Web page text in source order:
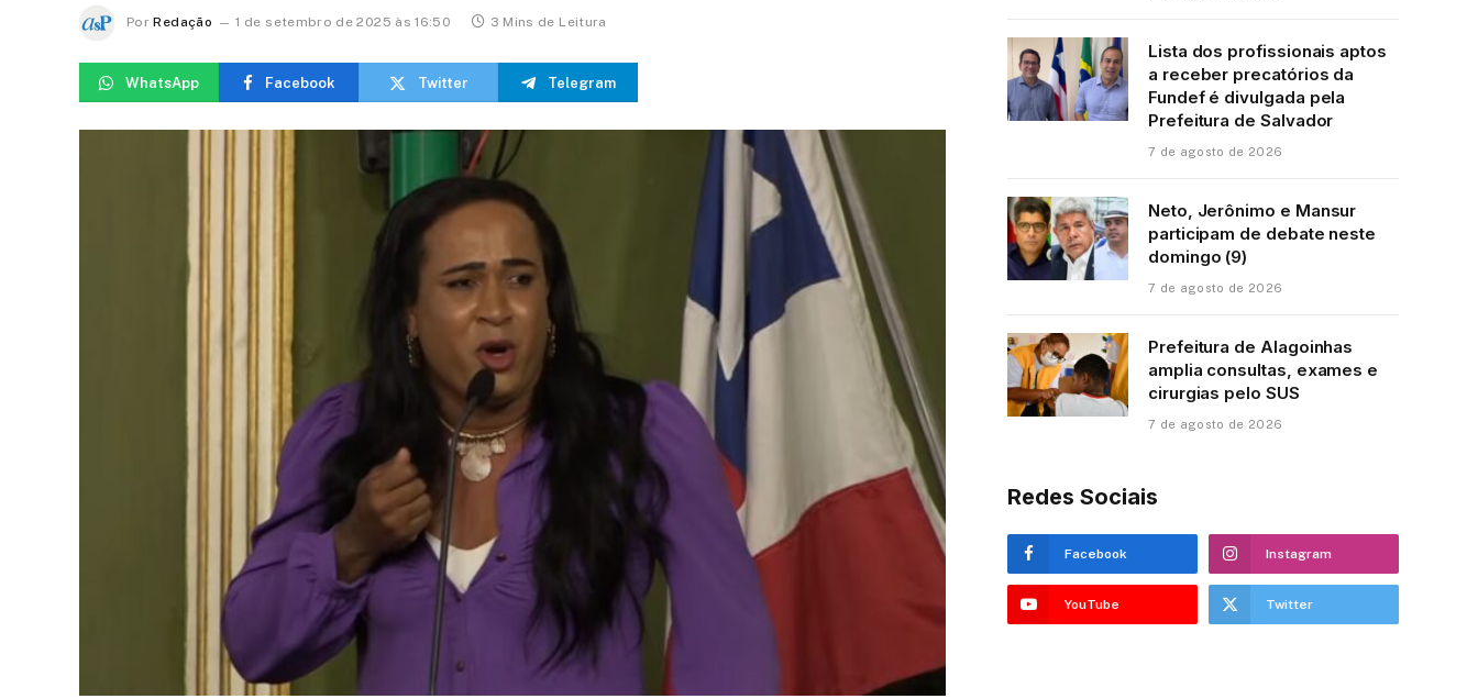
Por Redação 1 de setembro de 2025 às 16:50 3 Mins de Leitura
WhatsApp Facebook Twitter Telegram
Lista dos profissionais aptos
a receber precatórios da
Fundef é divulgada pela
Prefeitura de Salvador
7 de agosto de 2026
Neto, Jerônimo e Mansur
participam de debate neste
domingo (9)
7 de agosto de 2026
Prefeitura de Alagoinhas
amplia consultas, exames e
cirurgias pelo SUS
7 de agosto de 2026
Redes Sociais
Facebook Instagram
YouTube Twitter